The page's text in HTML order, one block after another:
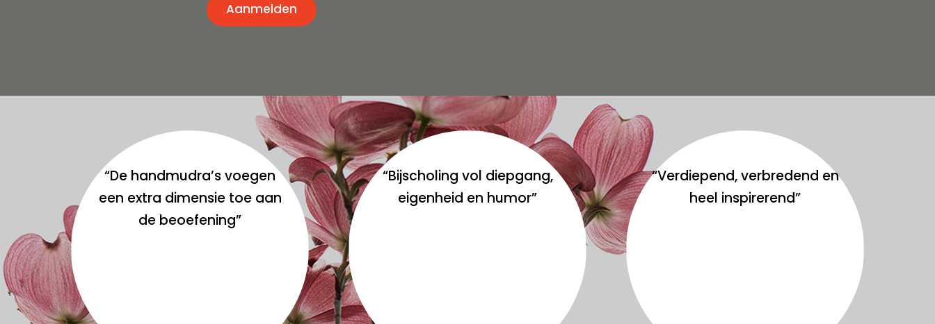
Aanmelden
“De handmudra’s voegen
een extra dimensie toe aan
de beoefening”
“Bijscholing vol diepgang,
eigenheid en humor”
“Verdiepend, verbredend en
heel inspirerend”